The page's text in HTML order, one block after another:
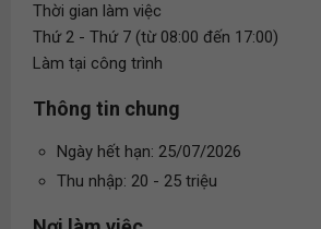
Thời gian làm việc
Thứ 2 - Thứ 7 (từ 08:00 đến 17:00)
Làm tại công trình
Thông tin chung
Ngày hết hạn: 25/07/2026
Thu nhập: 20 - 25 triệu